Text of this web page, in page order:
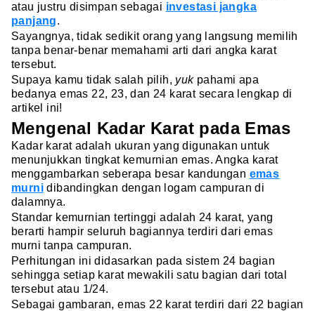
atau justru disimpan sebagai investasi jangka
panjang.
Sayangnya, tidak sedikit orang yang langsung memilih
tanpa benar-benar memahami arti dari angka karat
tersebut.
Supaya kamu tidak salah pilih, yuk pahami apa
bedanya emas 22, 23, dan 24 karat secara lengkap di
artikel ini!
Mengenal Kadar Karat pada Emas
Kadar karat adalah ukuran yang digunakan untuk
menunjukkan tingkat kemurnian emas. Angka karat
menggambarkan seberapa besar kandungan emas
murni dibandingkan dengan logam campuran di
dalamnya.
Standar kemurnian tertinggi adalah 24 karat, yang
berarti hampir seluruh bagiannya terdiri dari emas
murni tanpa campuran.
Perhitungan ini didasarkan pada sistem 24 bagian
sehingga setiap karat mewakili satu bagian dari total
tersebut atau 1/24.
Sebagai gambaran, emas 22 karat terdiri dari 22 bagian